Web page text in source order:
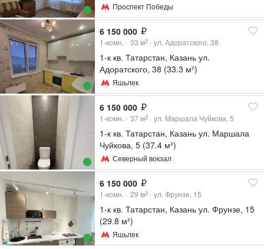
Проспект Победы
6 150 000
1-комн. 33 м2 ул. Адоратского, 38
1-к кв. Татарстан, Казань ул.
Адоратского, 38 (33.3 м²)
Яшьлек
6 150 000
1-комн. 37 м2 ул. Маршала Чуйкова, 5
1-к кв. Татарстан, Казань ул. Маршала
Чуйкова, 5 (37.4 м²)
Северный вокзал
6 150 000
1-комн. 29 м2 ул. Фрунзе, 15
1-к кв. Татарстан, Казань ул. Фрунзе, 15
(29.8 м²)
Яшьлек